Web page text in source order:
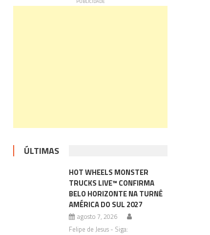
ÚLTIMAS
HOT WHEELS MONSTER
TRUCKS LIVE™ CONFIRMA
BELO HORIZONTE NA TURNÊ
AMÉRICA DO SUL 2027
agosto 7, 2026
Felipe de Jesus - Siga: